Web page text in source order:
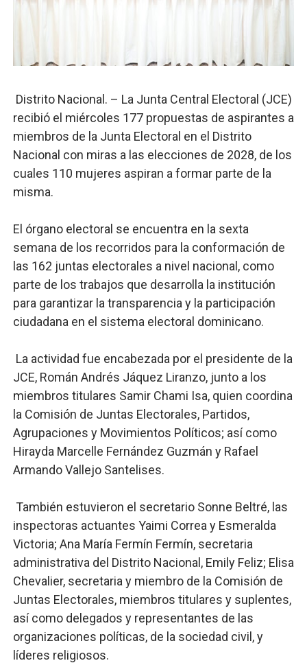
Osiris de León responde a Roberto Tineo y a Yeisy
DGPCF: 55 años sembrando desarrollo y
-Propeep y Gestión Presidencial encabezan entrega
Ministerio de Defensa siembra esperanza y protege
Distrito Nacional. – La Junta Central Electoral (JCE)
recibió el miércoles 177 propuestas de aspirantes a
miembros de la Junta Electoral en el Distrito
Nacional con miras a las elecciones de 2028, de los
cuales 110 mujeres aspiran a formar parte de la
misma.
El órgano electoral se encuentra en la sexta
semana de los recorridos para la conformación de
las 162 juntas electorales a nivel nacional, como
parte de los trabajos que desarrolla la institución
para garantizar la transparencia y la participación
ciudadana en el sistema electoral dominicano.
La actividad fue encabezada por el presidente de la
JCE, Román Andrés Jáquez Liranzo, junto a los
miembros titulares Samir Chami Isa, quien coordina
la Comisión de Juntas Electorales, Partidos,
Agrupaciones y Movimientos Políticos; así como
Hirayda Marcelle Fernández Guzmán y Rafael
Armando Vallejo Santelises.
También estuvieron el secretario Sonne Beltré, las
inspectoras actuantes Yaimi Correa y Esmeralda
Victoria; Ana María Fermín Fermín, secretaria
administrativa del Distrito Nacional, Emily Feliz; Elisa
Chevalier, secretaria y miembro de la Comisión de
Juntas Electorales, miembros titulares y suplentes,
así como delegados y representantes de las
organizaciones políticas, de la sociedad civil, y
líderes religiosos.